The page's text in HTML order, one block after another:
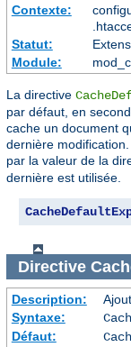
Contexte:
Statut:
Module:
La directive
par défaut, en
cache un document
dernière
par la valeur de la
dernière est utilisée.
Directive
Description:
Syntaxe:
Défaut: